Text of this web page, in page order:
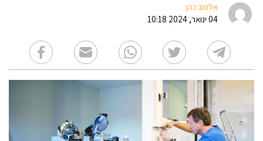
אלמוג כהן
04 ינואר, 2024 10:18